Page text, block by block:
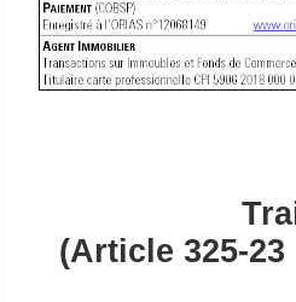
(Article 325-